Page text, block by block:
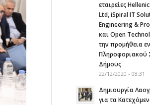
εταιρείες
Ltd, iSpiral IT
Engineering &
και Open
την προμήθεια
Πληροφοριακού
Δήμους
22/12/2020 - 08:31
Δημιουργία
για τα